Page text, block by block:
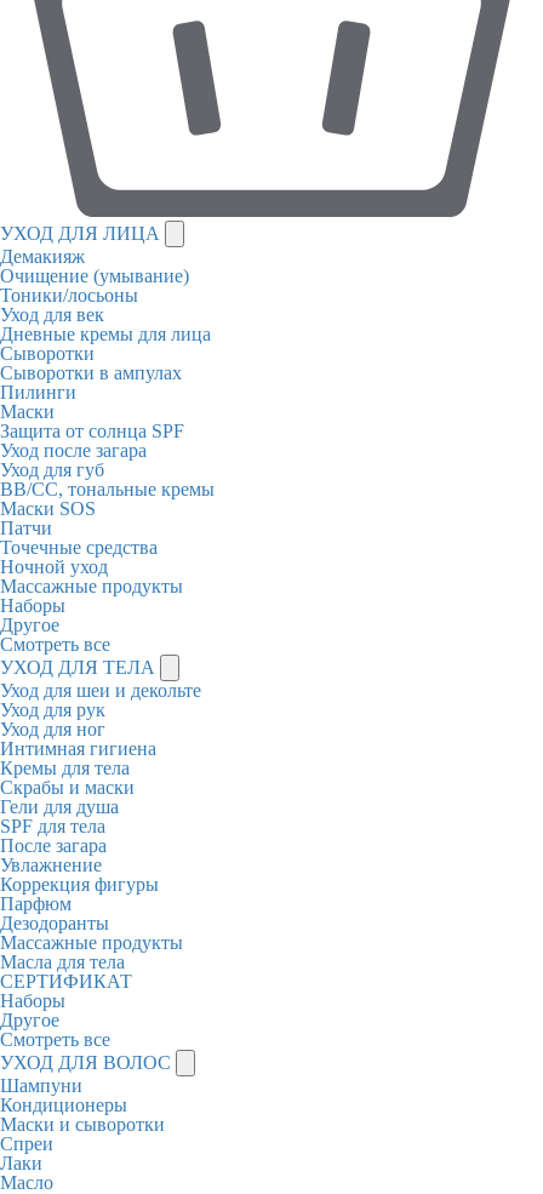
УХОД ДЛЯ ЛИЦА
Демакияж
Очищение (умывание)
Тоники/лосьоны
Уход для век
Дневные кремы для лица
Сыворотки
Сыворотки в ампулах
Пилинги
Маски
Защита от солнца SPF
Уход после загара
Уход для губ
BB/CC, тональные кремы
Маски SOS
Патчи
Точечные средства
Ночной уход
Массажные продукты
Наборы
Другое
Смотреть все
УХОД ДЛЯ ТЕЛА
Уход для шеи и декольте
Уход для рук
Уход для ног
Интимная гигиена
Кремы для тела
Скрабы и маски
Гели для душа
SPF для тела
После загара
Увлажнение
Коррекция фигуры
Парфюм
Дезодоранты
Массажные продукты
Масла для тела
СЕРТИФИКАТ
Наборы
Другое
Смотреть все
УХОД ДЛЯ ВОЛОС
Шампуни
Кондиционеры
Маски и сыворотки
Спреи
Лаки
Масло